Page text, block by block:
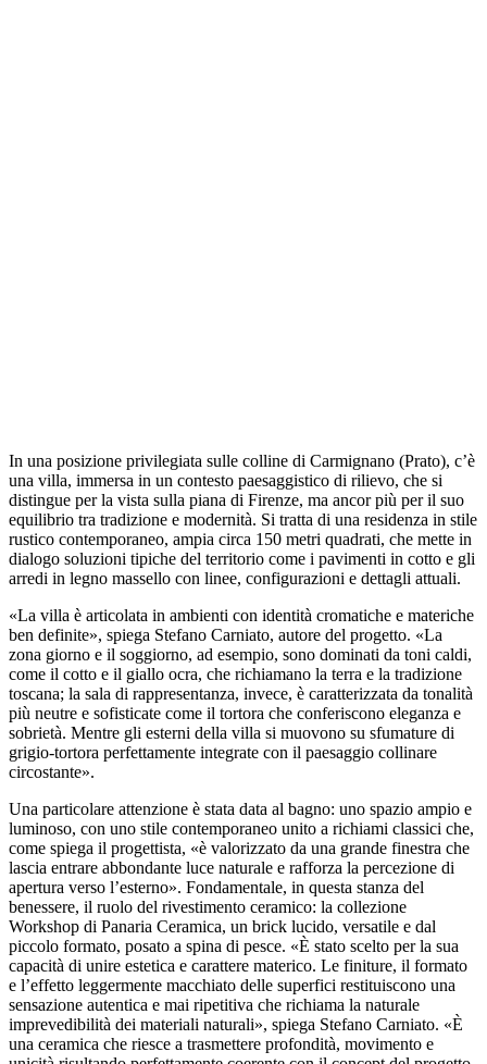
In una posizione privilegiata sulle colline di Carmignano (Prato), c’è
una villa, immersa in un contesto paesaggistico di rilievo, che si
distingue per la vista sulla piana di Firenze, ma ancor più per il suo
equilibrio tra tradizione e modernità. Si tratta di una residenza in stile
rustico contemporaneo, ampia circa 150 metri quadrati, che mette in
dialogo soluzioni tipiche del territorio come i pavimenti in cotto e gli
arredi in legno massello con linee, configurazioni e dettagli attuali.
«La villa è articolata in ambienti con identità cromatiche e materiche
ben definite», spiega Stefano Carniato, autore del progetto. «La
zona giorno e il soggiorno, ad esempio, sono dominati da toni caldi,
come il cotto e il giallo ocra, che richiamano la terra e la tradizione
toscana; la sala di rappresentanza, invece, è caratterizzata da tonalità
più neutre e sofisticate come il tortora che conferiscono eleganza e
sobrietà. Mentre gli esterni della villa si muovono su sfumature di
grigio-tortora perfettamente integrate con il paesaggio collinare
circostante».
Una particolare attenzione è stata data al bagno: uno spazio ampio e
luminoso, con uno stile contemporaneo unito a richiami classici che,
come spiega il progettista, «è valorizzato da una grande finestra che
lascia entrare abbondante luce naturale e rafforza la percezione di
apertura verso l’esterno». Fondamentale, in questa stanza del
benessere, il ruolo del rivestimento ceramico: la collezione
Workshop di Panaria Ceramica, un brick lucido, versatile e dal
piccolo formato, posato a spina di pesce. «È stato scelto per la sua
capacità di unire estetica e carattere materico. Le finiture, il formato
e l’effetto leggermente macchiato delle superfici restituiscono una
sensazione autentica e mai ripetitiva che richiama la naturale
imprevedibilità dei materiali naturali», spiega Stefano Carniato. «È
una ceramica che riesce a trasmettere profondità, movimento e